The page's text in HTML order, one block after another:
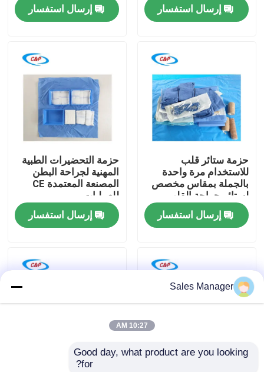
فيديوهات
برنامج VR
حولنا
جولة في المصنع
اتصل بنا
إرسال استفسار
إرسال استفسار
حزمة ستائر قلب
للاستخدام مرة واحدة
بالجملة بمقاس مخصص
لستائر جراحة القلب
والأوعية الدموية
إرسال استفسار
حزمة التحضيرات الطبية
المهنية لجراحة البطن
المصنعة المعتمدة CE
للعمليات
إرسال استفسار
مجموعة أدوات جراحية
Sales Manager
10:27 AM
Good day, what product are you looking
for?